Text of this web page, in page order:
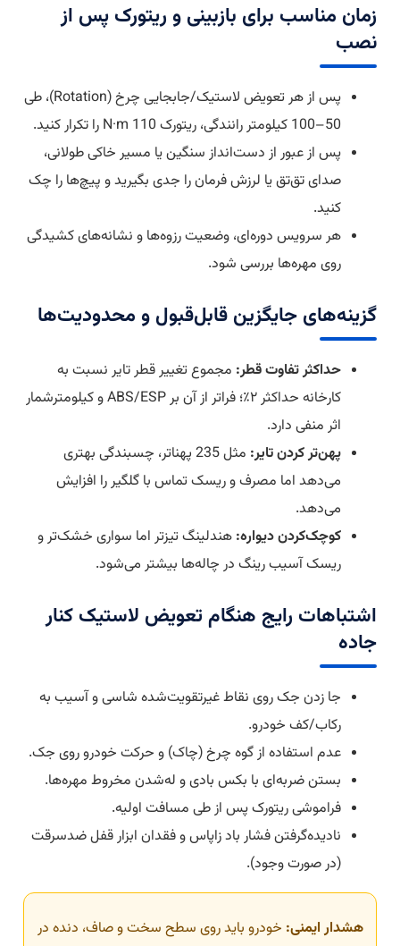
زمان مناسب برای بازبینی و ریتورک پس از
نصب
پس از هر تعویض لاستیک/جابجایی چرخ (Rotation)، طی
50–100 کیلومتر رانندگی، ریتورک 110 N·m را تکرار کنید.
پس از عبور از دست‌انداز سنگین یا مسیر خاکی طولانی،
صدای تق‌تق یا لرزش فرمان را جدی بگیرید و پیچ‌ها را چک
کنید.
هر سرویس دوره‌ای، وضعیت رزوه‌ها و نشانه‌های کشیدگی
روی مهره‌ها بررسی شود.
گزینه‌های جایگزین قابل‌قبول و محدودیت‌ها
حداکثر تفاوت قطر: مجموع تغییر قطر تایر نسبت به
کارخانه حداکثر ۲٪؛ فراتر از آن بر ABS/ESP و کیلومترشمار
اثر منفی دارد.
پهن‌تر کردن تایر:
مثل 235 پهنا‌تر، چسبندگی بهتری
می‌دهد اما مصرف و ریسک تماس با گلگیر را افزایش
می‌دهد.
کوچک‌کردن دیواره: هندلینگ تیزتر اما سواری خشک‌تر و
ریسک آسیب رینگ در چاله‌ها بیشتر می‌شود.
اشتباهات رایج هنگام تعویض لاستیک کنار
جاده
جا زدن جک روی نقاط غیرتقویت‌شده شاسی و آسیب به
رکاب/کف خودرو.
عدم استفاده از گوه چرخ (چاک) و حرکت خودرو روی جک.
بستن ضربه‌ای با بکس بادی و له‌شدن مخروط مهره‌ها.
فراموشی ریتورک پس از طی مسافت اولیه.
نادیده‌گرفتن فشار باد زاپاس و فقدان ابزار قفل ضدسرقت
(در صورت وجود).
هشدار ایمنی: خودرو باید روی سطح سخت و صاف، دنده در